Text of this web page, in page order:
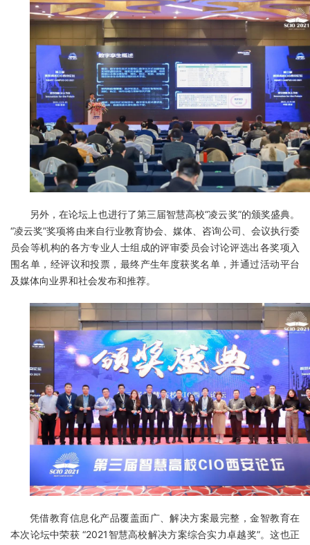
另外，在论坛上也进行了第三届智慧高校“凌云奖”的颁奖盛典。
“凌云奖”奖项将由来自行业教育协会、媒体、咨询公司、会议执行委
员会等机构的各方专业人士组成的评审委员会讨论评选出各奖项入
围名单，经评议和投票，最终产生年度获奖名单，并通过活动平台
及媒体向业界和社会发布和推荐。
凭借教育信息化产品覆盖面广、解决方案最完整，金智教育在
本次论坛中荣获 “2021智慧高校解决方案综合实力卓越奖”。这也正